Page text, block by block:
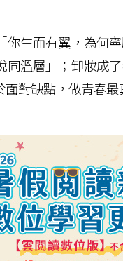
生而有翼，為何
同溫層」；卸妝
對缺點，做青春最